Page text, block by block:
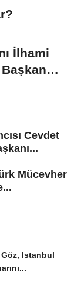
İlhami
Başkan
Cevdet
Mücevher
Istanbul